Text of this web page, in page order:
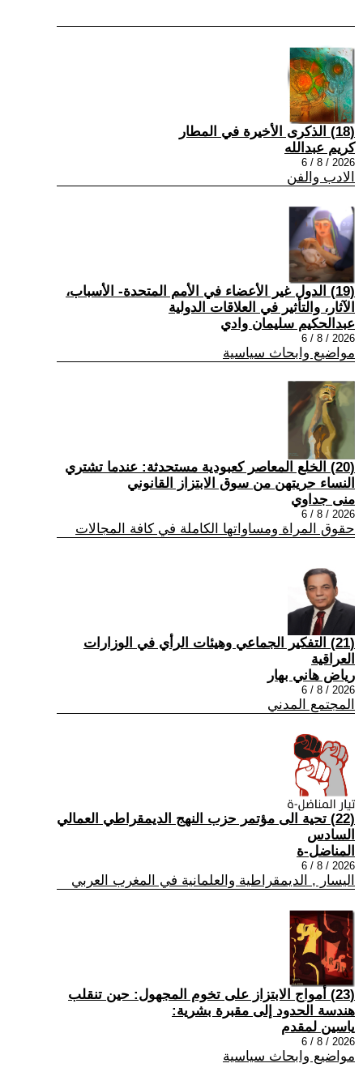
(18) الذكرى الأخيرة في المطار
كريم عبدالله
2026 / 8 / 6
الادب والفن
(19) الدول غير الأعضاء في الأمم المتحدة- الأسباب،
الآثار، والتأثير في العلاقات الدولية
عبدالحكيم سليمان وادي
2026 / 8 / 6
مواضيع وابحاث سياسية
(20) الخلع المعاصر كعبودية مستحدثة: عندما تشتري
النساء حريتهن من سوق الابتزاز القانوني
منى جداوي
2026 / 8 / 6
حقوق المراة ومساواتها الكاملة في كافة المجالات
(21) التفكير الجماعي وهيئات الرأي في الوزارات
العراقية
رياض هاني بهار
2026 / 8 / 6
المجتمع المدني
(22) تحية الى مؤتمر حزب النهج الديمقراطي العمالي
السادس
المناضل-ة
2026 / 8 / 6
اليسار , الديمقراطية والعلمانية في المغرب العربي
(23) أمواج الابتزاز على تخوم المجهول: حين تنقلب
هندسة الحدود إلى مقبرة بشرية:
ياسين لمقدم
2026 / 8 / 6
مواضيع وابحاث سياسية